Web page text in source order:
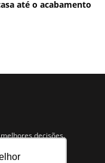
até o acabamento
decisões.